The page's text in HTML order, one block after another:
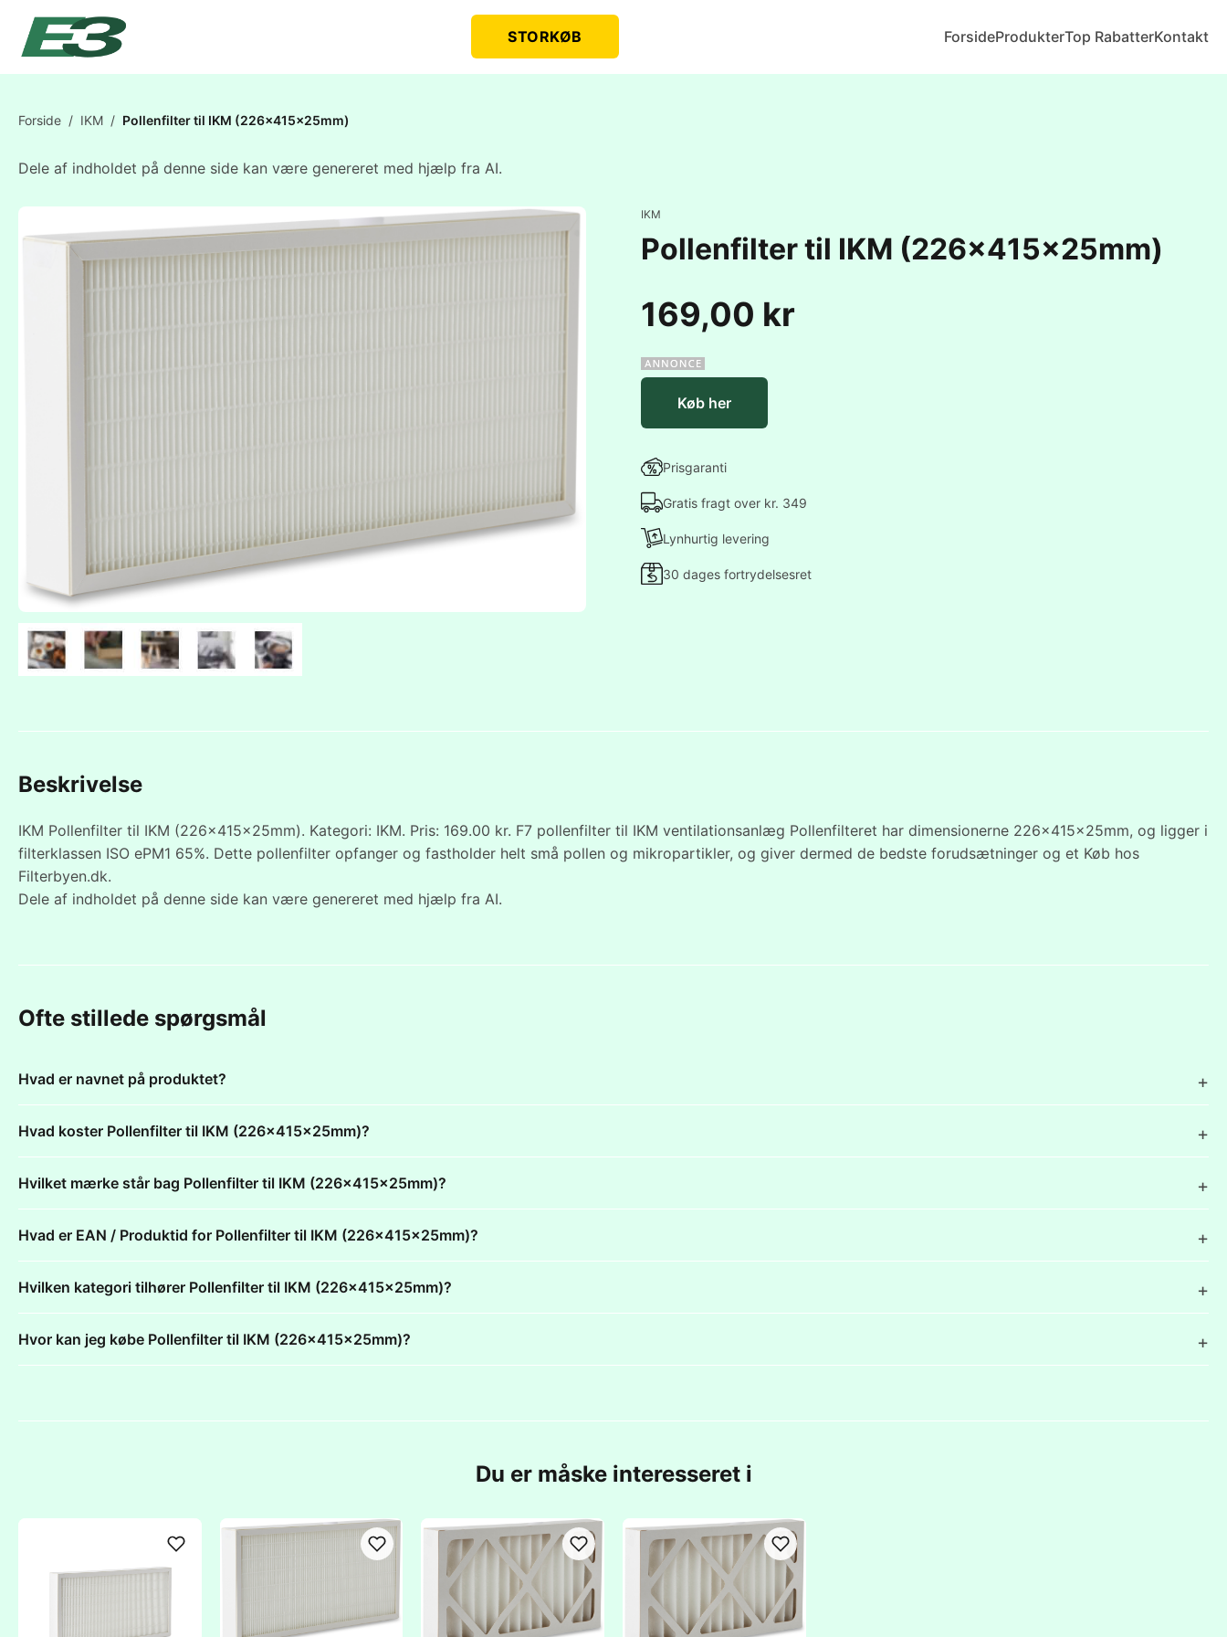
STORKØB ForsideProdukterTop RabatterKontakt
Forside / IKM / Pollenfilter til IKM (226x415x25mm)
Dele af indholdet på denne side kan være genereret med hjælp fra AI.
IKM
Pollenfilter til IKM (226x415x25mm)
169,00 kr
Køb her
Prisgaranti
Gratis fragt over kr. 349
Lynhurtig levering
30 dages fortrydelsesret
Beskrivelse
IKM Pollenfilter til IKM (226x415x25mm). Kategori: IKM. Pris: 169.00 kr. F7 pollenfilter til IKM ventilationsanlæg Pollenfilteret har dimensionerne 226x415x25mm, og ligger i
filterklassen ISO ePM1 65%. Dette pollenfilter opfanger og fastholder helt små pollen og mikropartikler, og giver dermed de bedste forudsætninger og et Køb hos
Filterbyen.dk.
Dele af indholdet på denne side kan være genereret med hjælp fra AI.
Ofte stillede spørgsmål
Hvad er navnet på produktet?
Hvad koster Pollenfilter til IKM (226x415x25mm)?
Hvilket mærke står bag Pollenfilter til IKM (226x415x25mm)?
Hvad er EAN / Produktid for Pollenfilter til IKM (226x415x25mm)?
Hvilken kategori tilhører Pollenfilter til IKM (226x415x25mm)?
Hvor kan jeg købe Pollenfilter til IKM (226x415x25mm)?
Du er måske interesseret i